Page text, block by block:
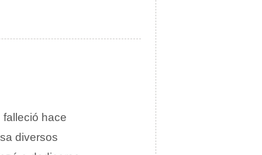
hace
diversos